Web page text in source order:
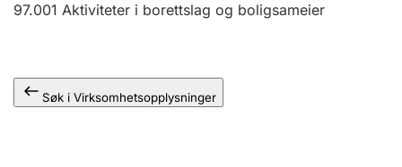
97.001 Aktiviteter i borettslag og boligsameier
Søk i Virksomhetsopplysninger